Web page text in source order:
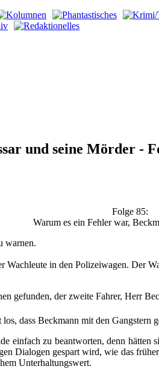
und seine Mörder -
Folge 85:
Warum es ein Fehler war,
warnen.
in den Polizeiwagen. Der
gefunden, der zweite Fahrer, Herr
dass Beckmann mit den Gangstern
einfach zu beantworten, denn
Dialogen gespart wird, wie das
Unterhaltungswert.